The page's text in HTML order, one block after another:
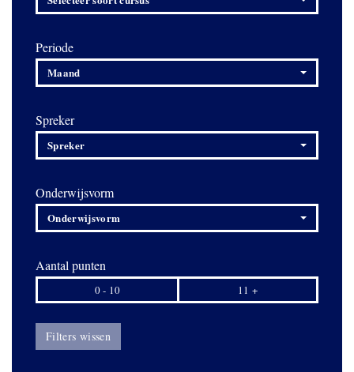
Periode
Maand
Spreker
Spreker
Onderwijsvorm
Onderwijsvorm
Aantal punten
0 - 10 11 +
Filters wissen